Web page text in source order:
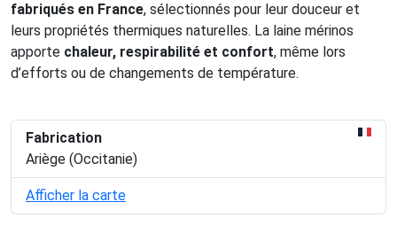
fabriqués en France, sélectionnés pour leur douceur et
leurs propriétés thermiques naturelles. La laine mérinos
apporte chaleur, respirabilité et confort, même lors
d’efforts ou de changements de température.
Fabrication
Ariège (Occitanie)
Afficher la carte